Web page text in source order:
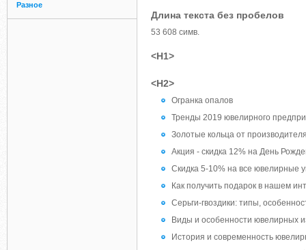
Разное
Длина текста без пробелов
53 608 симв.
<H1>
<H2>
Огранка опалов
Тренды 2019 ювелирного
Золотые кольца от
Акция - скидка 12% на День
Скидка 5-10% на все ювелирные
Как получить подарок в нашем
Серьги-гвоздики: типы,
Виды и особенности ювелирных
История и современность